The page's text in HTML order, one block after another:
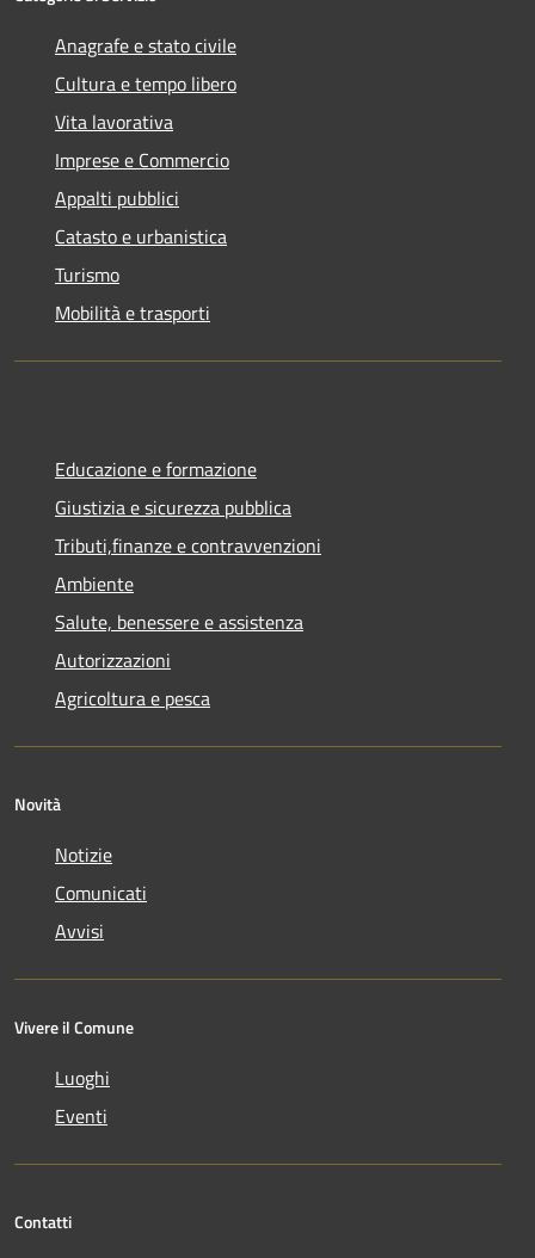
Anagrafe e stato civile
Cultura e tempo libero
Vita lavorativa
Imprese e Commercio
Appalti pubblici
Catasto e urbanistica
Turismo
Mobilità e trasporti
Educazione e formazione
Giustizia e sicurezza pubblica
Tributi,finanze e contravvenzioni
Ambiente
Salute, benessere e assistenza
Autorizzazioni
Agricoltura e pesca
Novità
Notizie
Comunicati
Avvisi
Vivere il Comune
Luoghi
Eventi
Contatti